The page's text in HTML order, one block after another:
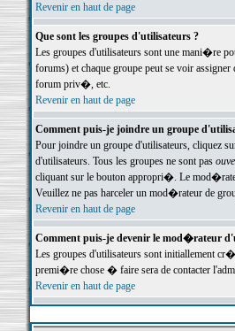
Revenir en haut de page
Que sont les groupes d'utilisateurs ?
Les groupes d'utilisateurs sont une mani�re
forums) et chaque groupe peut se voir
forum priv�, etc.
Revenir en haut de page
Comment puis-je joindre un groupe
Pour joindre un groupe d'utilisateurs, cliquez
d'utilisateurs. Tous les groupes ne sont pas
cliquant sur le bouton appropri�. Le
Veuillez ne pas harceler un mod�rateur de
Revenir en haut de page
Comment puis-je devenir le mod�rateur
Les groupes d'utilisateurs sont initiallement
premi�re chose � faire sera de contacter
Revenir en haut de page